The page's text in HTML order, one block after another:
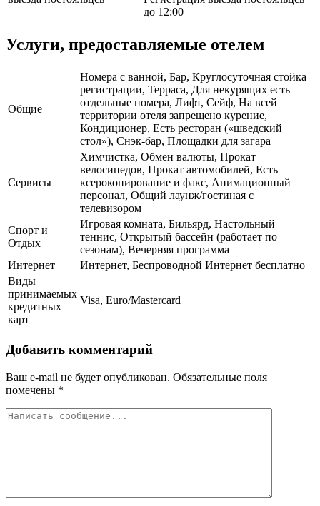
до 12:00
Услуги, предоставляемые отелем
Общие
Номера с ванной, Бар, Круглосуточная стойка
регистрации, Терраса, Для некурящих есть
отдельные номера, Лифт, Сейф, На всей
территории отеля запрещено курение,
Кондиционер, Есть ресторан («шведский
стол»), Снэк-бар, Площадки для загара
Сервисы
Химчистка, Обмен валюты, Прокат
велосипедов, Прокат автомобилей, Есть
ксерокопирование и факс, Анимационный
персонал, Общий лаунж/гостиная с
телевизором
Спорт и
Отдых
Игровая комната, Бильярд, Настольный
теннис, Открытый бассейн (работает по
сезонам), Вечерняя программа
Интернет
Интернет, Беспроводной Интернет бесплатно
Виды
принимаемых
кредитных
карт
Visa, Euro/Mastercard
Добавить комментарий
Ваш e-mail не будет опубликован. Обязательные поля
помечены *